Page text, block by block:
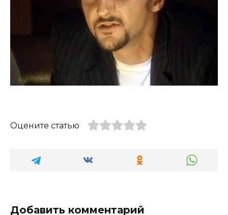
Оцените статью
Добавить комментарий